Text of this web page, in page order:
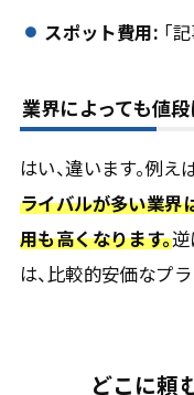
スポット費用: 「
業界によっても値
はい、違います。例え
ライバルが多い業界
用も高くなります。逆
は、比較的安価なプ
どこに頼